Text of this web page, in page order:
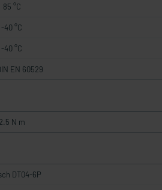
85 °C
-40 °C
-40 °C
EN 60529
2.5 N m
DT04-6P